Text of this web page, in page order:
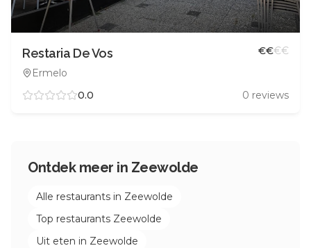
Restaria De Vos
Ermelo
€€€€
0.0 0 reviews
Ontdek meer in Zeewolde
Alle restaurants in Zeewolde
Top restaurants Zeewolde
Uit eten in Zeewolde